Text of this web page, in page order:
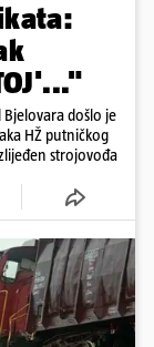
došlo je
HŽ putničkog
strojovođa